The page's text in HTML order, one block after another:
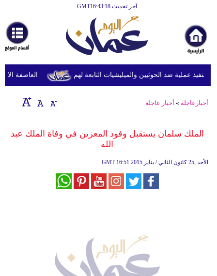
آخر تحديث GMT16:43:18
أخبارعاجلة
رياضة
ثقافة
إقتصاد
وموسيقى
العاصفة عملية ضد الحوثيين والميليشيات التابعة لهم
أخبارعاجلة » أخبار عاجلة
الملك سلمان يستقبل وفود المعزين في وفاة الملك عبد
الله
GMT 16:51 2015 الأحد ,25 كانون الثاني / يناير